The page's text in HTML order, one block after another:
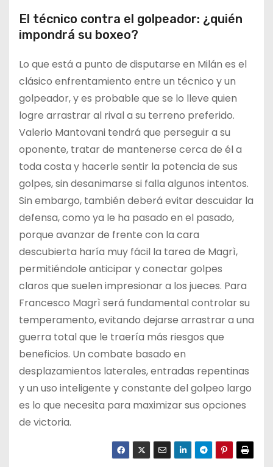
El técnico contra el golpeador: ¿quién
impondrá su boxeo?
Lo que está a punto de disputarse en Milán es el
clásico enfrentamiento entre un técnico y un
golpeador, y es probable que se lo lleve quien
logre arrastrar al rival a su terreno preferido.
Valerio Mantovani tendrá que perseguir a su
oponente, tratar de mantenerse cerca de él a
toda costa y hacerle sentir la potencia de sus
golpes, sin desanimarse si falla algunos intentos.
Sin embargo, también deberá evitar descuidar la
defensa, como ya le ha pasado en el pasado,
porque avanzar de frente con la cara
descubierta haría muy fácil la tarea de Magrì,
permitiéndole anticipar y conectar golpes
claros que suelen impresionar a los jueces. Para
Francesco Magrì será fundamental controlar su
temperamento, evitando dejarse arrastrar a una
guerra total que le traería más riesgos que
beneficios. Un combate basado en
desplazamientos laterales, entradas repentinas
y un uso inteligente y constante del golpeo largo
es lo que necesita para maximizar sus opciones
de victoria.